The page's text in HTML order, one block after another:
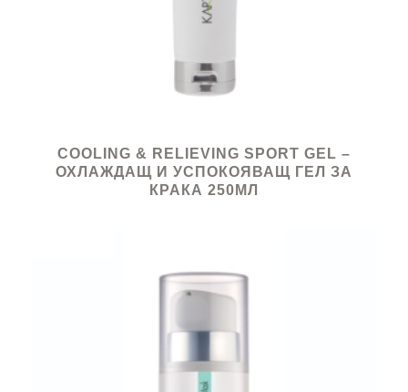
COOLING & RELIEVING SPORT GEL –
ОХЛАЖДАЩ И УСПОКОЯВАЩ ГЕЛ ЗА
КРАКА 250МЛ